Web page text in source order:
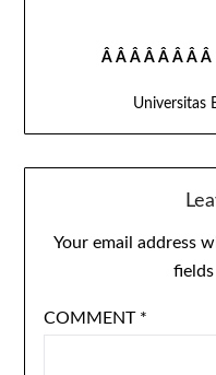
Â Â Â Â Â Â Â
Universitas
Your email address
fields
COMMENT *